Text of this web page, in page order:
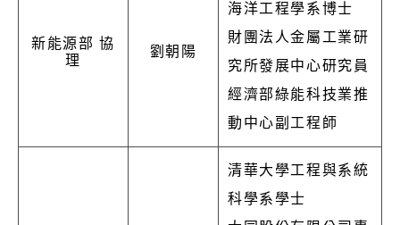
新能源部 協
理
劉朝陽
海洋工程學系博士
財團法人金屬工業研
究所發展中心研究員
經濟部綠能科技業推
動中心副工程師
清華大學工程與系統
科學系學士